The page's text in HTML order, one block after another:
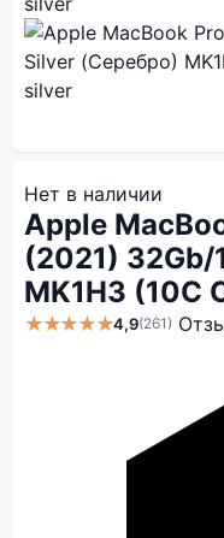
Нет в наличии
Apple
(2021)
MK1H3 (10C
★★★★★4,9(261)